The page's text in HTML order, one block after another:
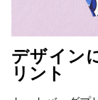
デザイン
リント